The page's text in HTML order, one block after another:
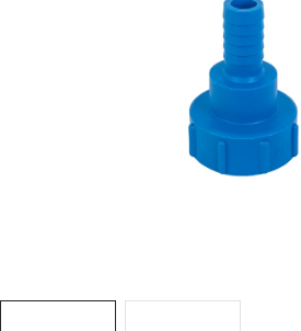
Ochranné pracovné pomôcky